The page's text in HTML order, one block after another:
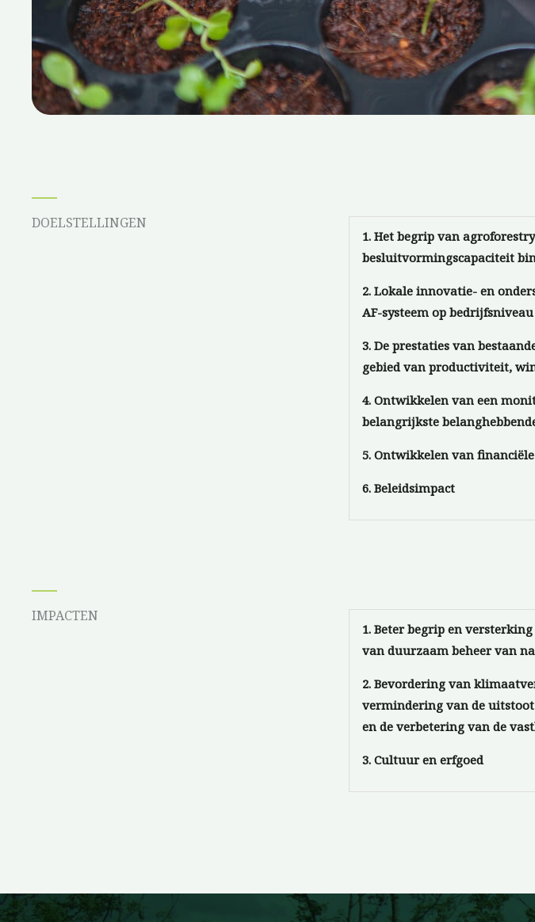
DOELSTELLINGEN
1. Het begrip van
besluitvormingscapaciteit
2. Lokale innovatie- en
AF-systeem op
3. De prestaties van
gebied van productiviteit,
4. Ontwikkelen van een
belangrijkste
5. Ontwikkelen van
6. Beleidsimpact
IMPACTEN
1. Beter begrip en
van duurzaam beheer van
2. Bevordering van
vermindering van de
en de verbetering van de
3. Cultuur en erfgoed